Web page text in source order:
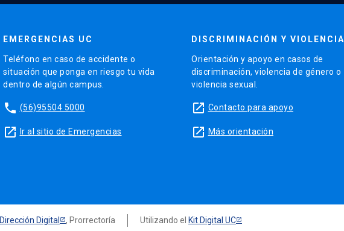
EMERGENCIAS UC
Teléfono en caso de accidente o
situación que ponga en riesgo tu vida
dentro de algún campus.
phone (56)95504 5000
launch Ir al sitio de Emergencias
DISCRIMINACIÓN Y VIOLENCIA
Orientación y apoyo en casos de
discriminación, violencia de género o
violencia sexual.
launch Contacto para apoyo
launch Más orientación
Dirección Digital , Prorrectoría Utilizando el Kit Digital UC